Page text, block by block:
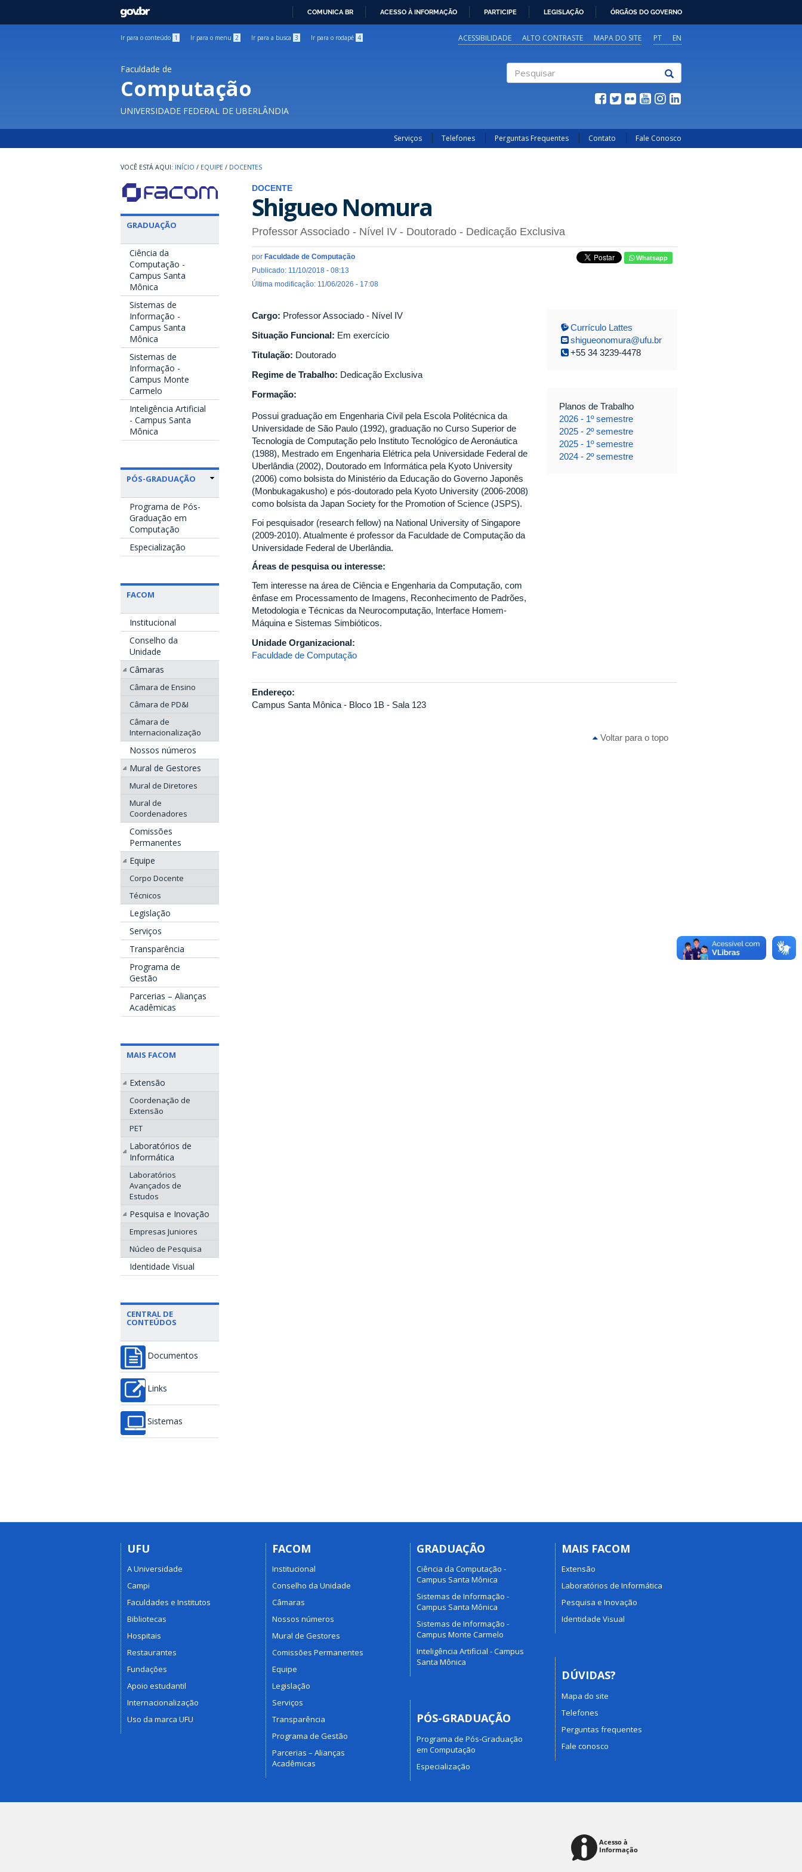
GOVBR
COMUNICA BR ACESSO À INFORMAÇÃO PARTICIPE LEGISLAÇÃO ÓRGÃOS DO GOVERNO
Ir para o conteúdo 1 Ir para o menu 2 Ir para a busca 3 Ir para o rodapé 4 PT EN
ACESSIBILIDADE ALTO CONTRASTE MAPA DO SITE
Faculdade de
Computação
UNIVERSIDADE FEDERAL DE UBERLÂNDIA
Serviços Telefones Perguntas Frequentes Contato Fale Conosco
INÍCIO / EQUIPE / DOCENTES
GRADUAÇÃO
Ciência da
Computação -
Campus Santa
Mônica
Sistemas de
Informação -
Campus Santa
Mônica
Sistemas de
Informação -
Campus Monte
Carmelo
Inteligência Artificial
- Campus Santa
Mônica
PÓS-GRADUAÇÃO
Programa de Pós-
Graduação em
Computação
Especialização
FACOM
Institucional
Conselho da
Unidade
Câmaras
Câmara de Ensino
Câmara de PD&I
Câmara de
Internacionalização
Nossos números
Mural de Gestores
Mural de Diretores
Mural de
Coordenadores
Comissões
Permanentes
Equipe
Corpo Docente
Técnicos
Legislação
Serviços
Transparência
Programa de
Gestão
Parcerias – Alianças
Acadêmicas
MAIS FACOM
Extensão
Coordenação de
Extensão
PET
Laboratórios de
Informática
Laboratórios
Avançados de
Estudos
Pesquisa e Inovação
Empresas Juniores
Núcleo de Pesquisa
Identidade Visual
CENTRAL DE
CONTEÚDOS
Documentos
Links
Sistemas
DOCENTE
Shigueo Nomura
Professor Associado - Nível IV - Doutorado - Dedicação Exclusiva
por Faculdade de Computação
Publicado: 11/10/2018 - 08:13
Última modificação: 11/06/2026 - 17:08
Whatsapp
Cargo: Professor Associado - Nível IV
Situação Funcional: Em exercício
Titulação: Doutorado
Regime de Trabalho: Dedicação Exclusiva
Formação:
Possui graduação em Engenharia Civil pela Escola Politécnica da
Universidade de São Paulo (1992), graduação no Curso Superior de
Tecnologia de Computação pelo Instituto Tecnológico de Aeronáutica
(1988), Mestrado em Engenharia Elétrica pela Universidade Federal de
Uberlândia (2002), Doutorado em Informática pela Kyoto University
(2006) como bolsista do Ministério da Educação do Governo Japonês
(Monbukagakusho) e pós-doutorado pela Kyoto University (2006-2008)
como bolsista da Japan Society for the Promotion of Science (JSPS).
Foi pesquisador (research fellow) na National University of Singapore
(2009-2010). Atualmente é professor da Faculdade de Computação da
Universidade Federal de Uberlândia.
Áreas de pesquisa ou interesse:
Tem interesse na área de Ciência e Engenharia da Computação, com
ênfase em Processamento de Imagens, Reconhecimento de Padrões,
Metodologia e Técnicas da Neurocomputação, Interface Homem-
Máquina e Sistemas Simbióticos.
Unidade Organizacional:
Faculdade de Computação
Currículo Lattes
shigueonomura@ufu.br
+55 34 3239-4478
Planos de Trabalho
2026 - 1º semestre
2025 - 2º semestre
2025 - 1º semestre
2024 - 2º semestre
Endereço:
Campus Santa Mônica - Bloco 1B - Sala 123
Voltar para o topo
UFU
A Universidade
Campi
Faculdades e Institutos
Bibliotecas
Hospitais
Restaurantes
Fundações
Apoio estudantil
Internacionalização
Uso da marca UFU
FACOM
Institucional
Conselho da Unidade
Câmaras
Nossos números
Mural de Gestores
Comissões Permanentes
Equipe
Legislação
Serviços
Transparência
Programa de Gestão
Parcerias – Alianças
Acadêmicas
GRADUAÇÃO
Ciência da Computação -
Campus Santa Mônica
Sistemas de Informação -
Campus Santa Mônica
Sistemas de Informação -
Campus Monte Carmelo
Inteligência Artificial - Campus
Santa Mônica
PÓS-GRADUAÇÃO
Programa de Pós-Graduação
em Computação
Especialização
MAIS FACOM
Extensão
Laboratórios de Informática
Pesquisa e Inovação
Identidade Visual
DÚVIDAS?
Mapa do site
Telefones
Perguntas frequentes
Fale conosco